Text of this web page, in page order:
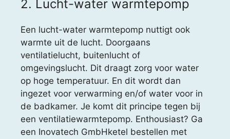
2. Lucht-water warmtepomp
Een lucht-water warmtepomp nuttigt ook
warmte uit de lucht. Doorgaans
ventilatielucht, buitenlucht of
omgevingslucht. Dit draagt zorg voor water
op hoge temperatuur. En dit wordt dan
ingezet voor verwarming en/of water voor in
de badkamer. Je komt dit principe tegen bij
een ventilatiewarmtepomp. Enthousiast? Ga
een Inovatech GmbHketel bestellen met